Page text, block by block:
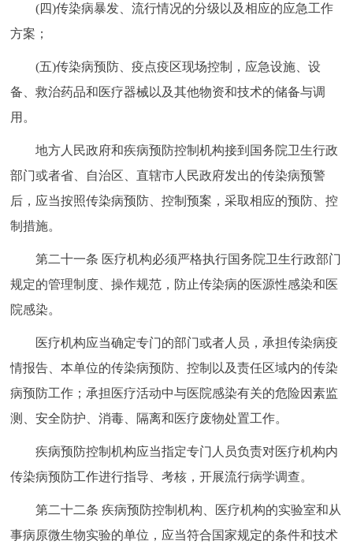
(四)传染病暴发、流行情况的分级以及相应的应急工作
方案；
(五)传染病预防、疫点疫区现场控制，应急设施、设
备、救治药品和医疗器械以及其他物资和技术的储备与调
用。
地方人民政府和疾病预防控制机构接到国务院卫生行政
部门或者省、自治区、直辖市人民政府发出的传染病预警
后，应当按照传染病预防、控制预案，采取相应的预防、控
制措施。
第二十一条 医疗机构必须严格执行国务院卫生行政部门
规定的管理制度、操作规范，防止传染病的医源性感染和医
院感染。
医疗机构应当确定专门的部门或者人员，承担传染病疫
情报告、本单位的传染病预防、控制以及责任区域内的传染
病预防工作；承担医疗活动中与医院感染有关的危险因素监
测、安全防护、消毒、隔离和医疗废物处置工作。
疾病预防控制机构应当指定专门人员负责对医疗机构内
传染病预防工作进行指导、考核，开展流行病学调查。
第二十二条 疾病预防控制机构、医疗机构的实验室和从
事病原微生物实验的单位，应当符合国家规定的条件和技术